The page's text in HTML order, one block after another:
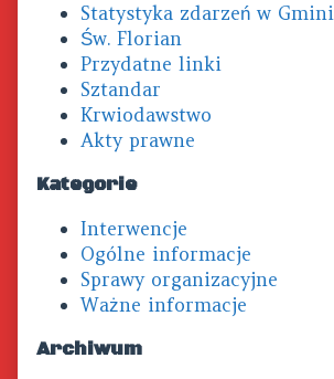
SidebarStatystyka zdarzeń w
Św. Florian
Przydatne linki
Sztandar
Krwiodawstwo
Akty prawne
Kategorie
Interwencje
Ogólne informacje
Sprawy organizacyjne
Ważne informacje
Archiwum